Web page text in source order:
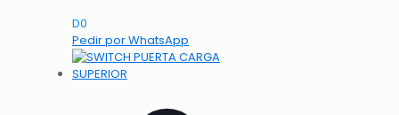
D0
Pedir por WhatsApp